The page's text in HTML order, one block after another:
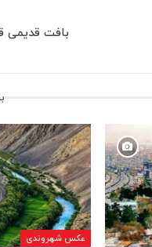
بافت قدیمی
عکس شهروندی